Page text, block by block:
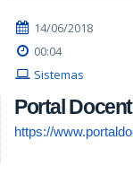
14/06/2018
00:04
Sistemas
Portal
https://